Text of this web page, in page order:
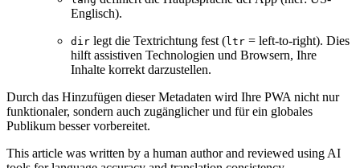
Englisch).
dir legt die Textrichtung fest (ltr = left-to-right). Dies
hilft assistiven Technologien und Browsern, Ihre
Inhalte korrekt darzustellen.
Durch das Hinzufügen dieser Metadaten wird Ihre PWA nicht nur
funktionaler, sondern auch zugänglicher und für ein globales
Publikum besser vorbereitet.
This article was written by a human author and reviewed using AI